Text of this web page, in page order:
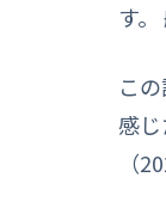
す
こ
感じ
（